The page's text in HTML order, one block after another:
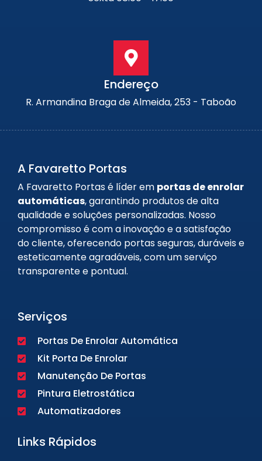
Endereço
R. Armandina Braga de Almeida, 253 - Taboão
A Favaretto Portas
A Favaretto Portas é líder em portas de enrolar
automáticas, garantindo produtos de alta
qualidade e soluções personalizadas. Nosso
compromisso é com a inovação e a satisfação
do cliente, oferecendo portas seguras, duráveis e
esteticamente agradáveis, com um serviço
transparente e pontual.
Serviços
Portas De Enrolar Automática
Kit Porta De Enrolar
Manutenção De Portas
Pintura Eletrostática
Automatizadores
Links Rápidos